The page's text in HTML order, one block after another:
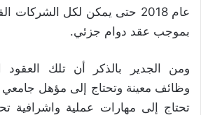
عام 2018 حتى يمكن لكل الشركات
بموجب عقد دوام جزئي.
ومن الجدير بالذكر أن تلك العقود
وظائف معينة وتحتاج إلى مؤهل
تحتاج إلى مهارات عملية واشرافية